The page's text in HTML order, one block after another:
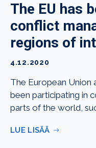
The EU has
conflict
regions of
4.12.2020
The European Union
been participating in
parts of the world,
LUE LISÄÄ